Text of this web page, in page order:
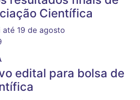
Científica
19 de agosto
edital para bolsa de